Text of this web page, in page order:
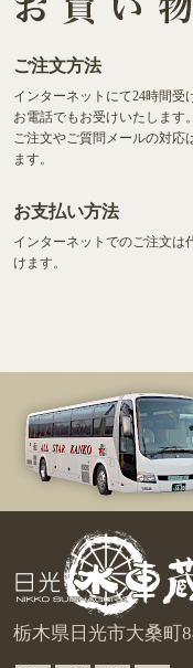
ご注文方法
インターネットにて24時間受
お電話でもお受けいたします。
ご注文やご質問メールの対応
ます。
お支払い方法
インターネットでのご注文は
けます。
栃木県日光市大桑町